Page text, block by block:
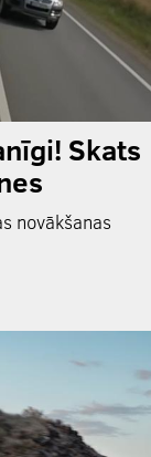
Skats
novākšanas